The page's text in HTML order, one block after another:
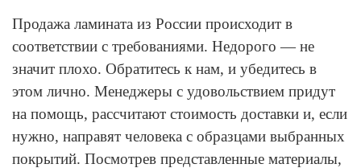
Продажа ламината из России происходит в
соответствии с требованиями. Недорого — не
значит плохо. Обратитесь к нам, и убедитесь в
этом лично. Менеджеры с удовольствием придут
на помощь, рассчитают стоимость доставки и, если
нужно, направят человека с образцами выбранных
покрытий. Посмотрев представленные материалы,